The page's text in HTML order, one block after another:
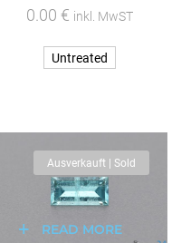
0.00 € inkl. MwST
Untreated
Ausverkauft | Sold
READ MORE